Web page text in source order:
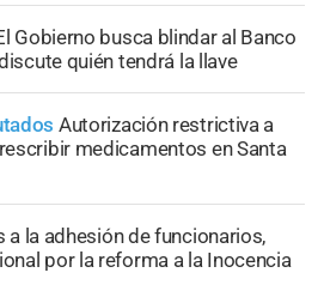
Gobierno busca blindar al Banco
quién tendrá la llave
Autorización restrictiva a
medicamentos en Santa
a la adhesión de funcionarios,
por la reforma a la Inocencia